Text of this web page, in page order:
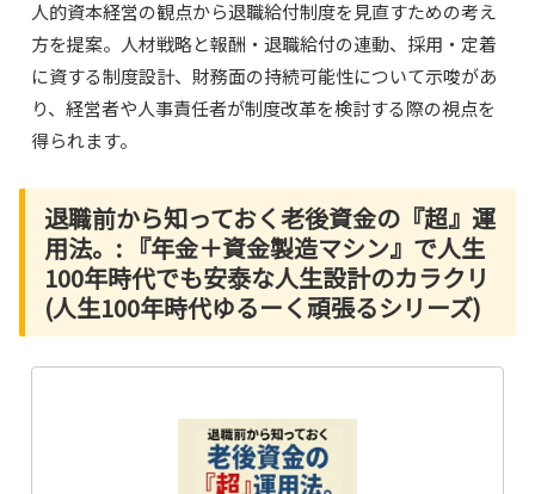
人的資本経営の観点から退職給付制度を見直すための考え
方を提案。人材戦略と報酬・退職給付の連動、採用・定着
に資する制度設計、財務面の持続可能性について示唆があ
り、経営者や人事責任者が制度改革を検討する際の視点を
得られます。
退職前から知っておく老後資金の『超』運
用法。: 『年金＋資金製造マシン』で人生
100年時代でも安泰な人生設計のカラクリ
(人生100年時代ゆるーく頑張るシリーズ)